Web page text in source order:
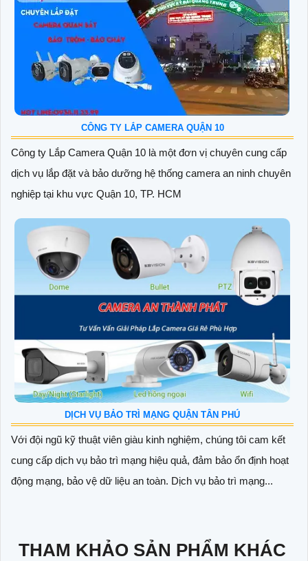
CÔNG TY LẮP CAMERA QUẬN 10
Công ty Lắp Camera Quận 10 là một đơn vị chuyên cung cấp
dịch vụ lắp đặt và bảo dưỡng hệ thống camera an ninh chuyên
nghiệp tại khu vực Quận 10, TP. HCM
DỊCH VỤ BẢO TRÌ MẠNG QUẬN TÂN PHÚ
Với đội ngũ kỹ thuật viên giàu kinh nghiệm, chúng tôi cam kết
cung cấp dịch vụ bảo trì mạng hiệu quả, đảm bảo ổn định hoạt
động mạng, bảo vệ dữ liệu an toàn. Dịch vụ bảo trì mạng...
THAM KHẢO SẢN PHẨM KHÁC